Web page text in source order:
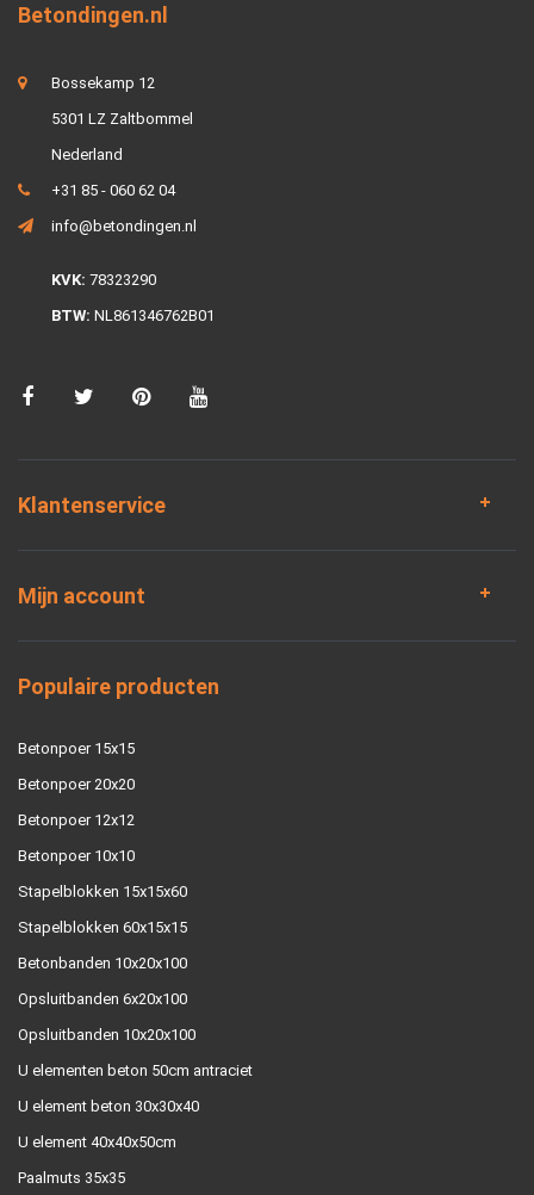
Betondingen.nl
Bossekamp 12
5301 LZ Zaltbommel
Nederland
+31 85 - 060 62 04
info@betondingen.nl
KVK: 78323290
BTW: NL861346762B01
Klantenservice
Mijn account
Populaire producten
Betonpoer 15x15
Betonpoer 20x20
Betonpoer 12x12
Betonpoer 10x10
Stapelblokken 15x15x60
Stapelblokken 60x15x15
Betonbanden 10x20x100
Opsluitbanden 6x20x100
Opsluitbanden 10x20x100
U elementen beton 50cm antraciet
U element beton 30x30x40
U element 40x40x50cm
Paalmuts 35x35